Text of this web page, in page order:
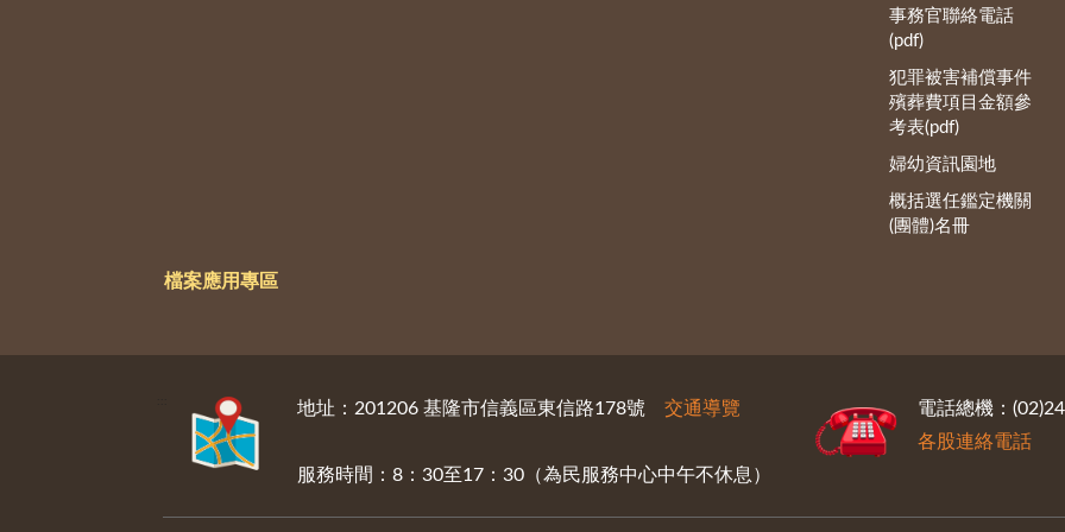
事務官聯絡電話
(pdf)
犯罪被害補償事件
殯葬費項目金額參
考表(pdf)
婦幼資訊園地
概括選任鑑定機關
(團體)名冊
檔案應用專區
地址：201206 基隆市信義區東信路178號 交通導覽
服務時間：8：30至17：30（為民服務中心中午不休息）
電話總機：
各股連絡電話